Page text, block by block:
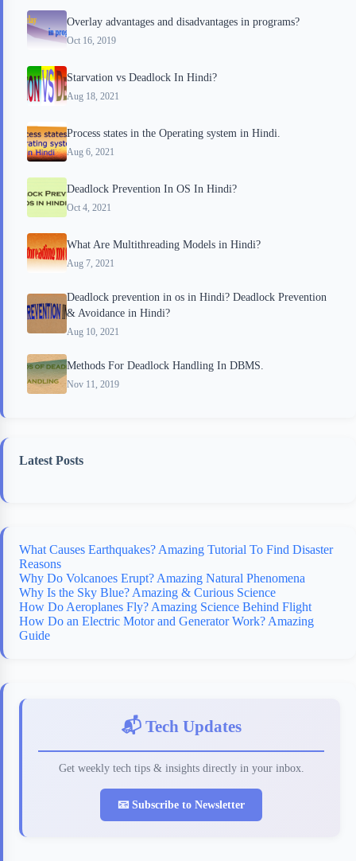
Overlay advantages and disadvantages in programs?
Oct 16, 2019
Starvation vs Deadlock In Hindi?
Aug 18, 2021
Process states in the Operating system in Hindi.
Aug 6, 2021
Deadlock Prevention In OS In Hindi?
Oct 4, 2021
What Are Multithreading Models in Hindi?
Aug 7, 2021
Deadlock prevention in os in Hindi? Deadlock Prevention
& Avoidance in Hindi?
Aug 10, 2021
Methods For Deadlock Handling In DBMS.
Nov 11, 2019
Latest Posts
What Causes Earthquakes? Amazing Tutorial To Find Disaster
Reasons
Why Do Volcanoes Erupt? Amazing Natural Phenomena
Why Is the Sky Blue? Amazing & Curious Science
How Do Aeroplanes Fly? Amazing Science Behind Flight
How Do an Electric Motor and Generator Work? Amazing
Guide
📬 Tech Updates
Get weekly tech tips & insights directly in your inbox.
📧 Subscribe to Newsletter